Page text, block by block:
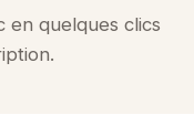
en quelques clics